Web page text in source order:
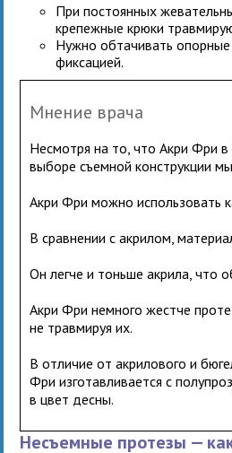
При постоянных
крепежные крюки
Нужно обтачивать
фиксацией.
Мнение врача
Несмотря на то, что Акри Фри
выборе съемной конструкции
Акри Фри можно использовать
В сравнении с акрилом,
Он легче и тоньше акрила, что
Акри Фри немного жестче
не травмируя их.
В отличие от акрилового и
Фри изготавливается с
в цвет десны.
Несъемные протезы —